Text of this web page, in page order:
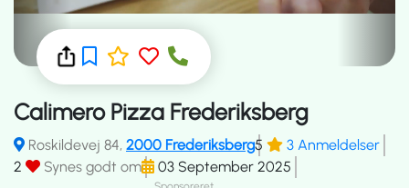
Calimero Pizza Frederiksberg
Roskildevej 84, 2000 Frederiksberg5
3 Anmeldelser
2
Synes godt om 03 September 2025